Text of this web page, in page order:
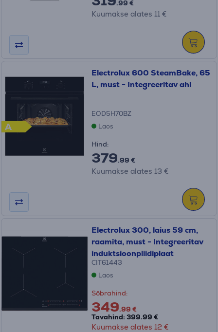
.99 €
Kuumakse alates 11 €
A
Electrolux 600 SteamBake, 65
L, must - Integreeritav ahi
EOD5H70BZ
Laos
Hind:
379.99 €
Kuumakse alates 13 €
Electrolux 300, laius 59 cm,
raamita, must - Integreeritav
induktsioonpliidiplaat
CIT61443
Laos
Sõbrahind:
349.99 €
Tavahind: 399.99 €
Kuumakse alates 12 €